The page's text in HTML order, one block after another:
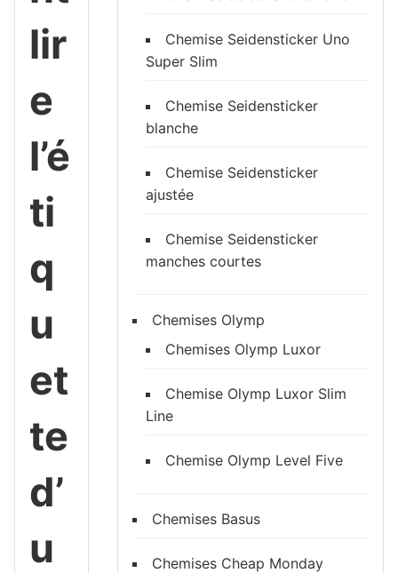
lir
e
l’é
ti
q
u
et
te
d’
u
Chemise Seidensticker Uno
Super Slim
Chemise Seidensticker
blanche
Chemise Seidensticker
ajustée
Chemise Seidensticker
manches courtes
Chemises Olymp
Chemises Olymp Luxor
Chemise Olymp Luxor Slim
Line
Chemise Olymp Level Five
Chemises Basus
Chemises Cheap Monday